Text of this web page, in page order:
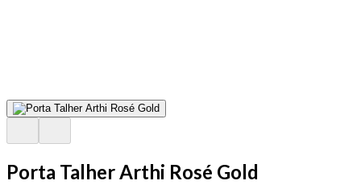
Porta Talher Arthi Rosé Gold